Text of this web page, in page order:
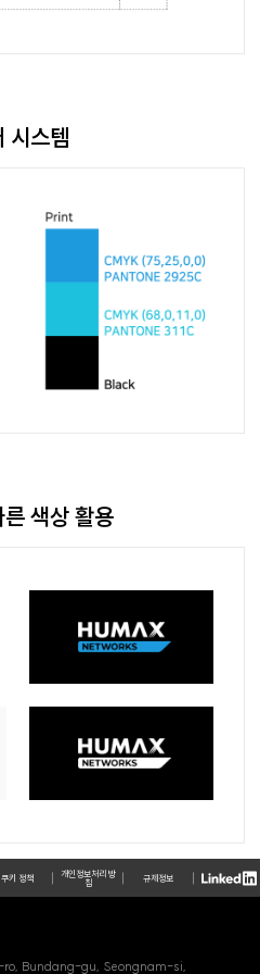
시스템
색상 활용
쿠키 정책
개인정보처리 방
침
규제정보
ro, Bundang-gu, Seongnam-si,